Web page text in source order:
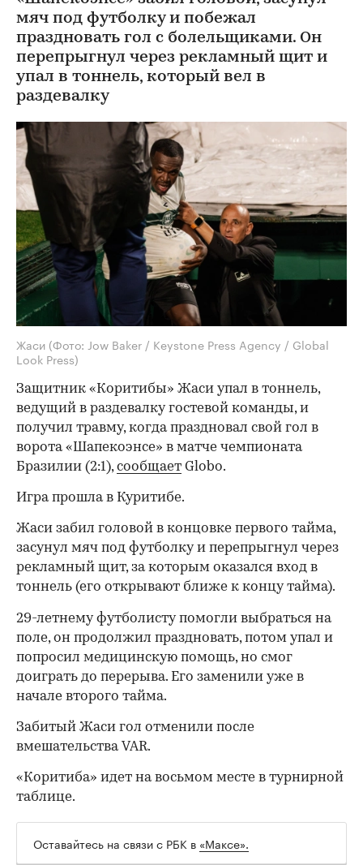
мяч под футболку и побежал
праздновать гол с болельщиками. Он
перепрыгнул через рекламный щит и
упал в тоннель, который вел в
раздевалку
Жаси (Фото: Jow Baker / Keystone Press Agency / Global
Look Press)
Защитник «Коритибы» Жаси упал в тоннель,
ведущий в раздевалку гостевой команды, и
получил травму, когда праздновал свой гол в
ворота «Шапекоэнсе» в матче чемпионата
Бразилии (2:1),сообщает Globo.
Игра прошла в Куритибе.
Жаси забил головой в концовке первого тайма,
засунул мяч под футболку и перепрыгнул через
рекламный щит, за которым оказался вход в
тоннель (его открывают ближе к концу тайма).
00:00 / 00:00
29-летнему футболисту помогли выбраться на
поле, он продолжил праздновать, потом упал и
попросил медицинскую помощь, но смог
доиграть до перерыва. Его заменили уже в
начале второго тайма.
Забитый Жаси гол отменили после
вмешательства VAR.
«Коритиба» идет на восьмом месте в турнирной
таблице.
Оставайтесь на связи с РБК в «Максе».